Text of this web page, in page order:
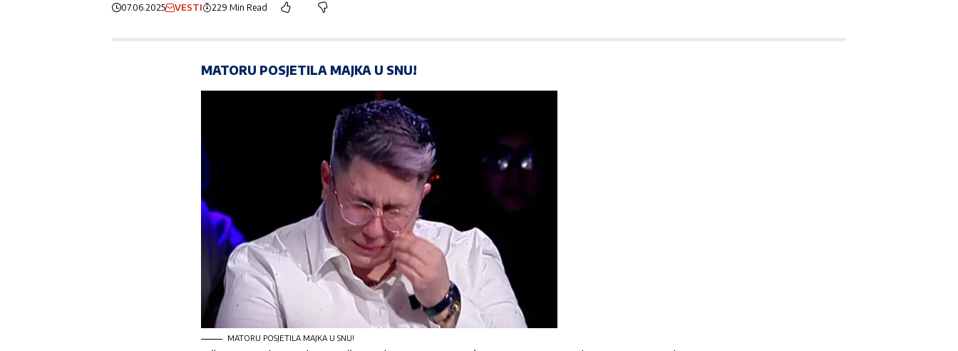
07.06.2025 VESTI 229 Min Read
MATORU POSJETILA MAJKA U SNU!
MATORU POSJETILA MAJKA U SNU!